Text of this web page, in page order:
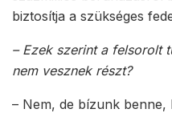
biztosítja a szükséges
– Ezek szerint a felsorolt
nem vesznek részt?
– Nem, de bízunk benne,